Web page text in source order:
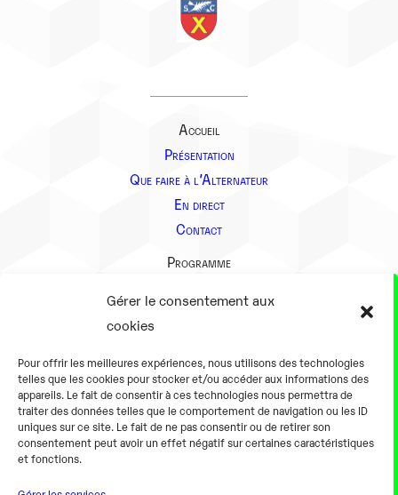
Gérer le consentement aux
cookies
Pour offrir les meilleures expériences, nous utilisons des technologies
telles que les cookies pour stocker et/ou accéder aux informations des
appareils. Le fait de consentir à ces technologies nous permettra de
traiter des données telles que le comportement de navigation ou les ID
uniques sur ce site. Le fait de ne pas consentir ou de retirer son
consentement peut avoir un effet négatif sur certaines caractéristiques
et fonctions.
Accueil
Présentation
Que faire à l’Alternateur
En direct
Contact
Programme
Présentation
En pratique
Tarifs et horaires
Salles
Équipements numériques